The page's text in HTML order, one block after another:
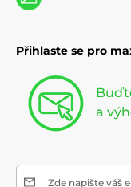
Přihlaste se pro
a
Zde napište váš